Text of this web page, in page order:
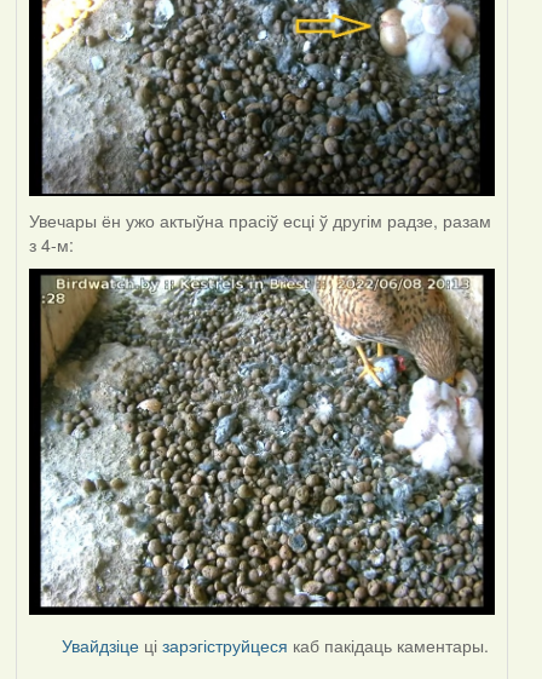
Увечары ён ужо актыўна прасіў есці ў другім радзе, разам
з 4-м:
Увайдзіце цізарэгіструйцеся каб пакідаць каментары.